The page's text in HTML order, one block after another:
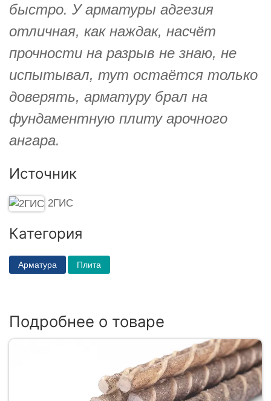
быстро. У арматуры адгезия
отличная, как наждак, насчёт
прочности на разрыв не знаю, не
испытывал, тут остаётся только
доверять, арматуру брал на
фундаментную плиту арочного
ангара.
Источник
2ГИС
Категория
Арматура Плита
Подробнее о товаре